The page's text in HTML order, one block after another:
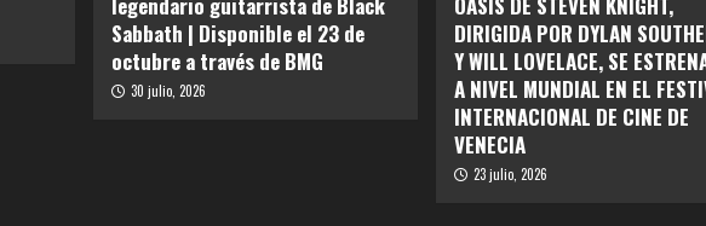
Sabbath | Disponible el 23 de
octubre a través de BMG
30 julio, 2026
DIRIGIDA POR DYLAN
Y WILL LOVELACE, SE
A NIVEL MUNDIAL EN EL
INTERNACIONAL DE CINE DE
VENECIA
23 julio, 2026